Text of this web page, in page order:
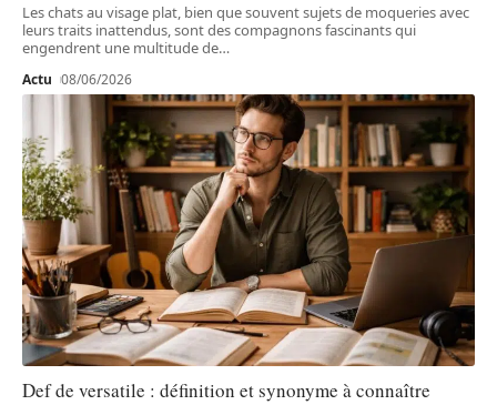
Les chats au visage plat, bien que souvent sujets de moqueries avec
leurs traits inattendus, sont des compagnons fascinants qui
engendrent une multitude de…
Actu 08/06/2026
Def de versatile : définition et synonyme à connaître